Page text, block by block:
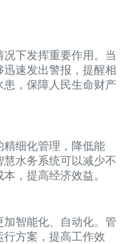
下发挥重要作用。当
速发出警报，提醒相
患，保障人民生命财产
精细化管理，降低能
水务系统可以减少不
，提高经济效益。
智能化、自动化。管
方案，提高工作效